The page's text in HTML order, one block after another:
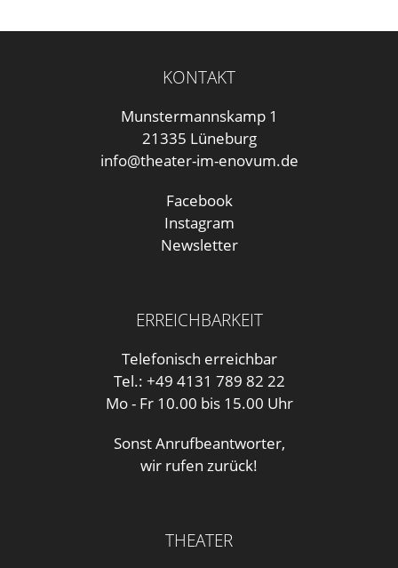
KONTAKT
Munstermannskamp 1
21335 Lüneburg
info@theater-im-enovum.de
Facebook
Instagram
Newsletter
ERREICHBARKEIT
Telefonisch erreichbar
Tel.: +49 4131 789 82 22
Mo - Fr 10.00 bis 15.00 Uhr
Sonst Anrufbeantworter,
wir rufen zurück!
THEATER